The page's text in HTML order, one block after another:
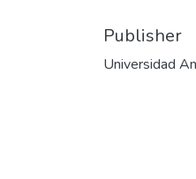
Publisher
Universidad